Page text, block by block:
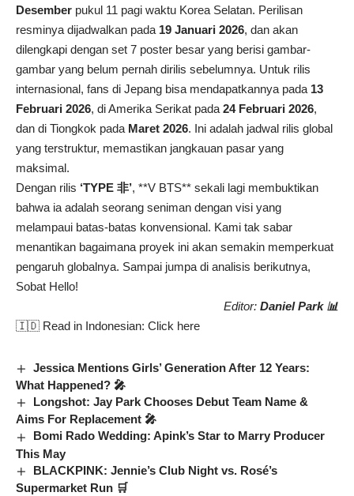
Desember pukul 11 pagi waktu Korea Selatan. Perilisan
resminya dijadwalkan pada 19 Januari 2026, dan akan
dilengkapi dengan set 7 poster besar yang berisi gambar-
gambar yang belum pernah dirilis sebelumnya. Untuk rilis
internasional, fans di Jepang bisa mendapatkannya pada 13
Februari 2026, di Amerika Serikat pada24 Februari 2026,
dan di Tiongkok pada Maret 2026. Ini adalah jadwal rilis global
yang terstruktur, memastikan jangkauan pasar yang
maksimal.
Dengan rilis ‘TYPE 非’, **V BTS** sekali lagi membuktikan
bahwa ia adalah seorang seniman dengan visi yang
melampaui batas-batas konvensional. Kami tak sabar
menantikan bagaimana proyek ini akan semakin memperkuat
pengaruh globalnya. Sampai jumpa di analisis berikutnya,
Sobat Hello!
Editor: Daniel Park 📊
🇮🇩 Read in Indonesian: Click here
Jessica Mentions Girls’ Generation After 12 Years:
What Happened? 🎤
Longshot: Jay Park Chooses Debut Team Name &
Aims For Replacement 🎤
Bomi Rado Wedding: Apink’s Star to Marry Producer
This May
BLACKPINK: Jennie’s Club Night vs. Rosé’s
Supermarket Run 🛒